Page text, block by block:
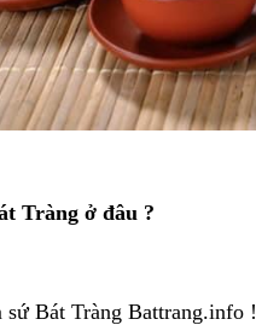
Tràng ở đâu ?
Bát Tràng Battrang.info !